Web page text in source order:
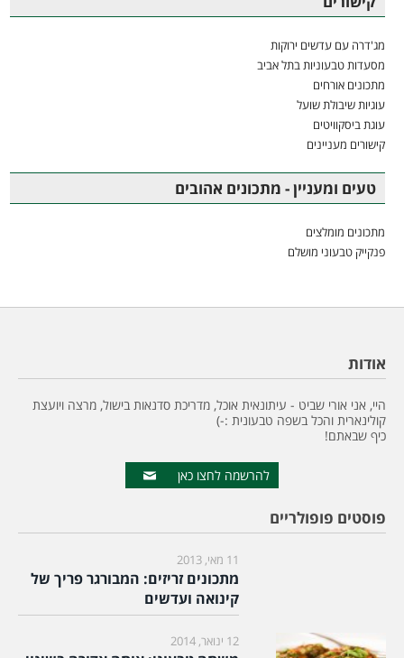
מג'דרה עם עדשים ירוקות
מסעדות טבעוניות בתל אביב
מתכונים אורחים
עוגיות שיבולת שועל
עוגת ביסקוויטים
קישורים מעניינים
טעים ומעניין - מתכונים אהובים
מתכונים מומלצים
פנקייק טבעוני מושלם
אודות
היי, אני אורי שביט - עיתונאית אוכל, מדריכת סדנאות בישול, מרצה ויועצת
קולינארית והכל בשפה טבעונית :-)
כיף שבאתם!
להרשמה לחצו כאן
פוסטים פופולריים
11 מאי, 2013
מתכונים זריזים: המבורגר פריך של
קינואה ועדשים
12 ינואר, 2014